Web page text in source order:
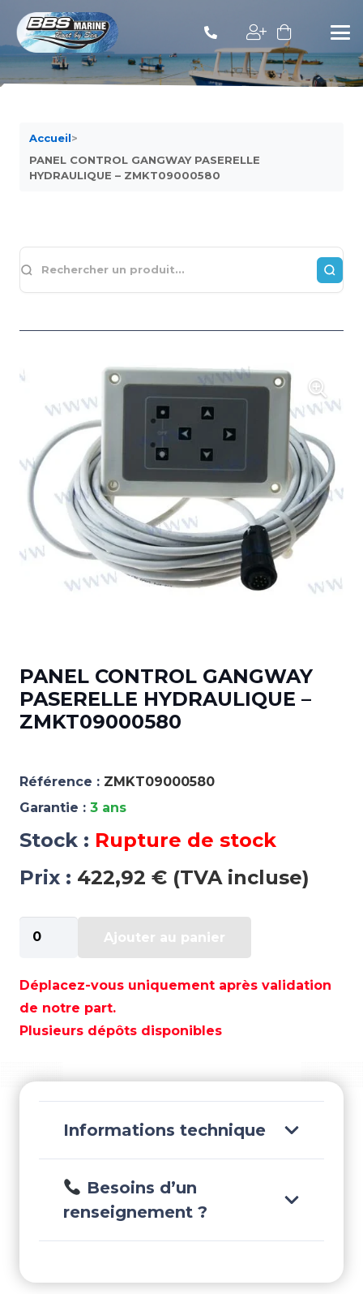
Accueil>
PANEL CONTROL GANGWAY PASERELLE
HYDRAULIQUE – ZMKT09000580
PANEL CONTROL GANGWAY
PASERELLE HYDRAULIQUE –
ZMKT09000580
Référence : ZMKT09000580
Garantie : 3 ans
Stock : Rupture de stock
Prix : 422,92 € (TVA incluse)
de
CONTROL
GANGWAY
PASERELLE
HYDRAULIQUE
ZMKT09000580
Ajouter au panier
Déplacez-vous uniquement après validation
de notre part.
Plusieurs dépôts disponibles
Informations technique
Besoins d’un
renseignement ?